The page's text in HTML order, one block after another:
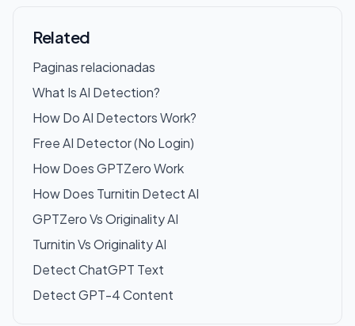
Related
Paginas relacionadas
What Is AI Detection?
How Do AI Detectors Work?
Free AI Detector (No Login)
How Does GPTZero Work
How Does Turnitin Detect AI
GPTZero Vs Originality AI
Turnitin Vs Originality AI
Detect ChatGPT Text
Detect GPT-4 Content